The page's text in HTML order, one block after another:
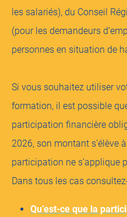
les salariés), du Conseil
(pour les demandeurs
personnes en situation de
Si vous souhaitez utiliser
formation, il est possible
participation financière
2026, son montant s’élève
participation ne s’applique
Dans tous les cas
Qu’est-ce que la